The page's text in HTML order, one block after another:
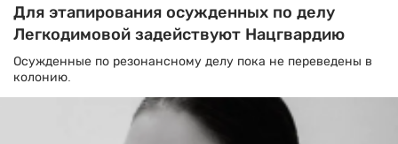
Для этапирования осужденных по делу
Легкодимовой задействуют Нацгвардию
Осужденные по резонансному делу пока не переведены в
колонию.